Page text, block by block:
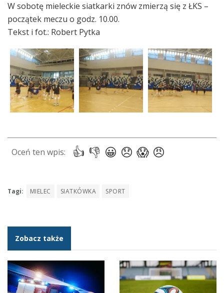
W sobotę mieleckie siatkarki znów zmierzą się z ŁKS –
początek meczu o godz. 10.00.
Tekst i fot.: Robert Pytka
Tagi: MIELEC SIATKÓWKA SPORT
Zobacz także